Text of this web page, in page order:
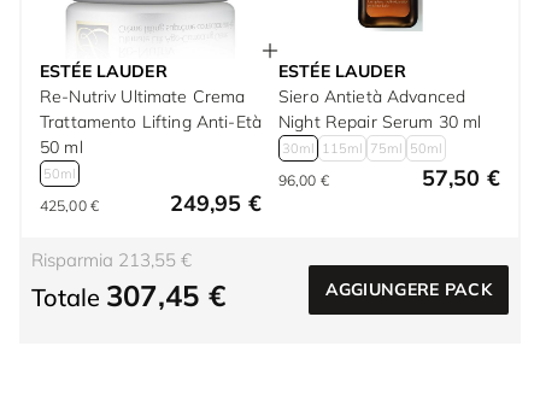
ESTÉE LAUDER
Re-Nutriv Ultimate Crema
Trattamento Lifting Anti-Età
50 ml
50ml
425,00 € 249,95 €
ESTÉE LAUDER
Siero Antietà Advanced
Night Repair Serum 30 ml
30ml 115ml 75ml 50ml
96,00 € 57,50 €
Risparmia 213,55 €
Totale 307,45 € AGGIUNGERE PACK